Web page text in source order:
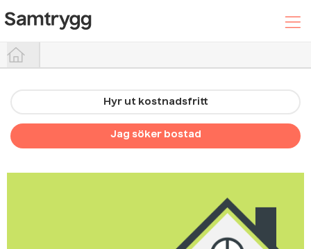
Hyr ut kostnadsfritt
Jag söker bostad